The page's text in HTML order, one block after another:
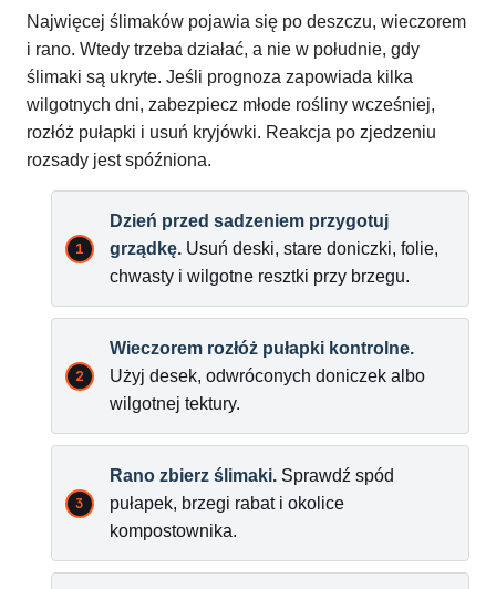
Najwięcej ślimaków pojawia się po deszczu, wieczorem
i rano. Wtedy trzeba działać, a nie w południe, gdy
ślimaki są ukryte. Jeśli prognoza zapowiada kilka
wilgotnych dni, zabezpiecz młode rośliny wcześniej,
rozłóż pułapki i usuń kryjówki. Reakcja po zjedzeniu
rozsady jest spóźniona.
Dzień przed sadzeniem przygotuj
grządkę. Usuń deski, stare doniczki, folie,
chwasty i wilgotne resztki przy brzegu.
Wieczorem rozłóż pułapki kontrolne.
Użyj desek, odwróconych doniczek albo
wilgotnej tektury.
Rano zbierz ślimaki. Sprawdź spód
pułapek, brzegi rabat i okolice
kompostownika.